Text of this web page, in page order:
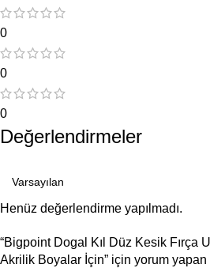
0
0
0
Değerlendirmeler
Henüz değerlendirme yapılmadı.
“Bigpoint Dogal Kıl Düz Kesik Fırça
Akrilik Boyalar İçin” için yorum